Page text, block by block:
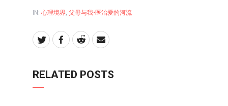
IN: 心理境界 父母与我•医治爱的河流
RELATED POSTS